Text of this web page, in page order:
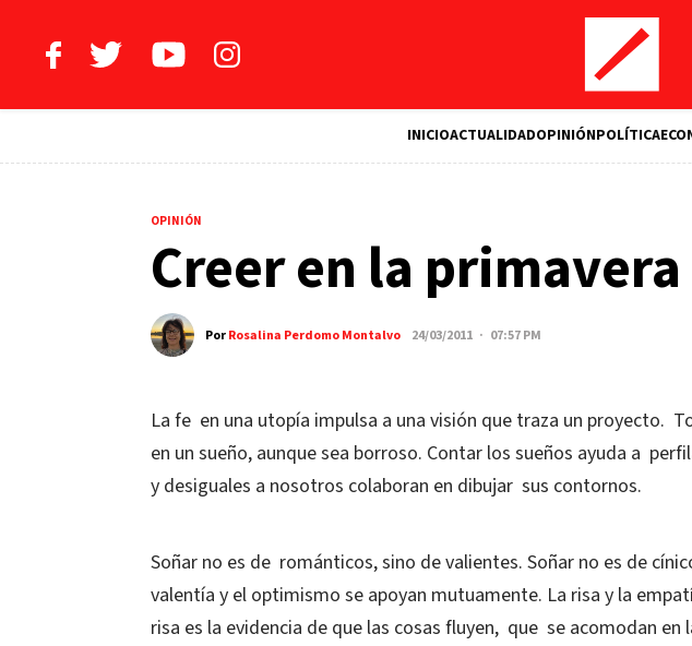
INICIOACTUALIDADOPINIÓNPOLÍTICA
OPINIÓN
Creer en la primavera
PorRosalina Perdomo Montalvo 24/03/2011 · 07:57 PM
La fe en una utopía impulsa a una visión que traza un proyecto.
en un sueño, aunque sea borroso. Contar los sueños ayuda a
y desiguales a nosotros colaboran en dibujar sus contornos.
Soñar no es de románticos, sino de valientes. Soñar no es de
valentía y el optimismo se apoyan mutuamente. La risa y la
risa es la evidencia de que las cosas fluyen, que se acomodan en